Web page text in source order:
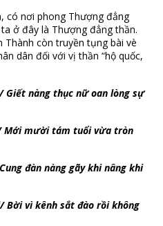
có nơi phong Thượng đẳng
ở đây là Thượng đẳng thần.
Thành còn truyền tụng bài vè
dân đối với vị thần “hộ quốc,
Giết nàng thục nữ oan lòng sự
Mới mười tám tuổi vừa tròn
đàn nàng gãy khi nâng khi
Bời vì kênh sắt đào rồi không